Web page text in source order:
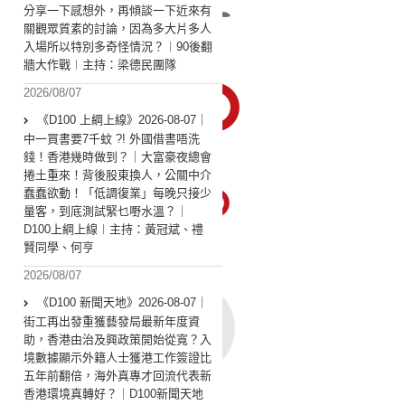
分享一下感想外，再傾談一下近來有
關觀眾質素的討論，因為多大片多人
入場所以特別多奇怪情況？︱90後翻
牆大作戰︱主持：梁德民團隊
2026/08/07
《D100 上綱上線》2026-08-07｜
中一買書要7千蚊 ?! 外國借書唔洗
錢！香港幾時做到？｜大富豪夜總會
捲土重來！背後股東換人，公關中介
蠢蠢欲動！「低調復業」每晚只接少
量客，到底測試緊乜嘢水溫？｜
D100上綱上線︱主持：黃冠斌、禮
賢同學、何亨
2026/08/07
《D100 新聞天地》2026-08-07｜
街工再出發重獲藝發局最新年度資
助，香港由治及興政策開始從寬？入
境數據顯示外籍人士獲港工作簽證比
五年前翻倍，海外真專才回流代表新
香港環境真轉好？｜D100新聞天地